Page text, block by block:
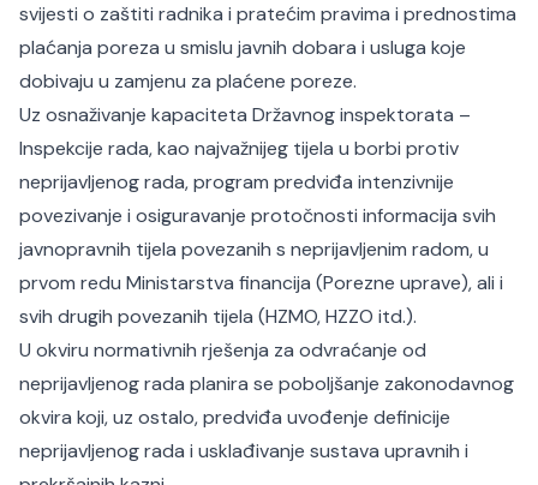
svijesti o zaštiti radnika i pratećim pravima i prednostima
plaćanja poreza u smislu javnih dobara i usluga koje
dobivaju u zamjenu za plaćene poreze.
Uz osnaživanje kapaciteta Državnog inspektorata –
Inspekcije rada, kao najvažnijeg tijela u borbi protiv
neprijavljenog rada, program predviđa intenzivnije
povezivanje i osiguravanje protočnosti informacija svih
javnopravnih tijela povezanih s neprijavljenim radom, u
prvom redu Ministarstva financija (Porezne uprave), ali i
svih drugih povezanih tijela (HZMO, HZZO itd.).
U okviru normativnih rješenja za odvraćanje od
neprijavljenog rada planira se poboljšanje zakonodavnog
okvira koji, uz ostalo, predviđa uvođenje definicije
neprijavljenog rada i usklađivanje sustava upravnih i